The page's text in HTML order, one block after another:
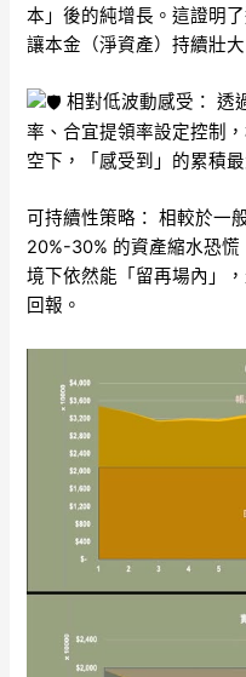
本」後的純增長。這證明
讓本金（淨資產）持續壯大
相對低波動感受： 透
率、合宜提領率設定控制
空下，「感受到」的累積最
可持續性策略： 相較於一
20%-30% 的資產縮水恐
境下依然能「留再場內」
回報。